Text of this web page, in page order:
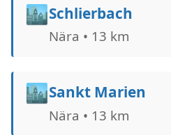
🏙️Schlierbach
Nära • 13 km
🏙️Sankt Marien
Nära • 13 km